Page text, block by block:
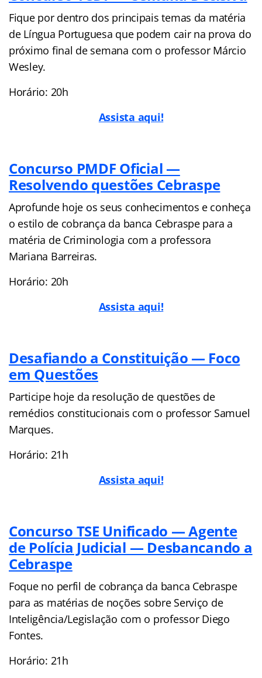
Fique por dentro dos principais temas da matéria
de Língua Portuguesa que podem cair na prova do
próximo final de semana com o professor Márcio
Wesley.
Horário: 20h
Assista aqui!
Concurso PMDF Oficial —
Resolvendo questões Cebraspe
Aprofunde hoje os seus conhecimentos e conheça
o estilo de cobrança da banca Cebraspe para a
matéria de Criminologia com a professora
Mariana Barreiras.
Horário: 20h
Assista aqui!
Desafiando a Constituição — Foco
em Questões
Participe hoje da resolução de questões de
remédios constitucionais com o professor Samuel
Marques.
Horário: 21h
Assista aqui!
Concurso TSE Unificado — Agente
de Polícia Judicial — Desbancando a
Cebraspe
Foque no perfil de cobrança da banca Cebraspe
para as matérias de noções sobre Serviço de
Inteligência/Legislação com o professor Diego
Fontes.
Horário: 21h